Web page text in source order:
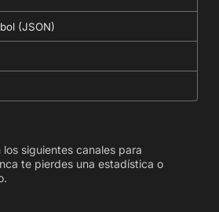
(JSON)
siguientes canales para
te pierdes una estadística o